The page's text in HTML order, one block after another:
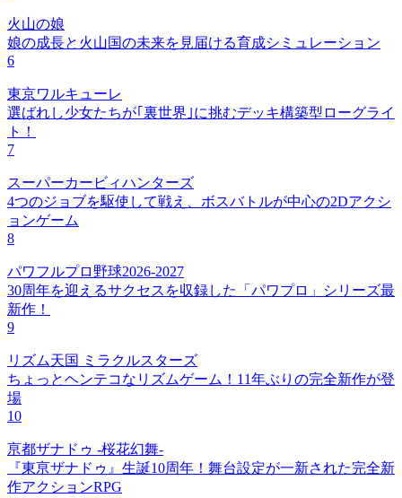
火山の娘
娘の成長と火山国の未来を見届ける育成シミュレーション
6
東京ワルキューレ
選ばれし少女たちが｢裏世界｣に挑むデッキ構築型ローグライ
ト！
7
スーパーカービィハンターズ
4つのジョブを駆使して戦え、ボスバトルが中心の2Dアクシ
ョンゲーム
8
パワフルプロ野球2026-2027
30周年を迎えるサクセスを収録した「パワプロ」シリーズ最
新作！
9
リズム天国 ミラクルスターズ
ちょっとヘンテコなリズムゲーム！11年ぶりの完全新作が登
場
10
亰都ザナドゥ -桜花幻舞-
『東亰ザナドゥ』生誕10周年！舞台設定が一新された完全新
作アクションRPG